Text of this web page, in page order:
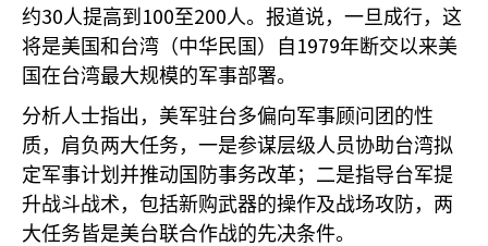
约30人提高到 100至200人。报道说，一旦成行，这
将是美国和台湾（中华民国）自 1979年断交以来美
国在台湾最大规模的军事部署。
分析人士指出，美军驻台多偏向军事顾问团的性
质，肩负两大任务，一是参谋层级人员协助台湾拟
定军事计划并推动国防事务改革；二是指导台军提
升战斗战术，包括新购武器的操作及战场攻防，两
大任务皆是美台联合作战的先决条件。